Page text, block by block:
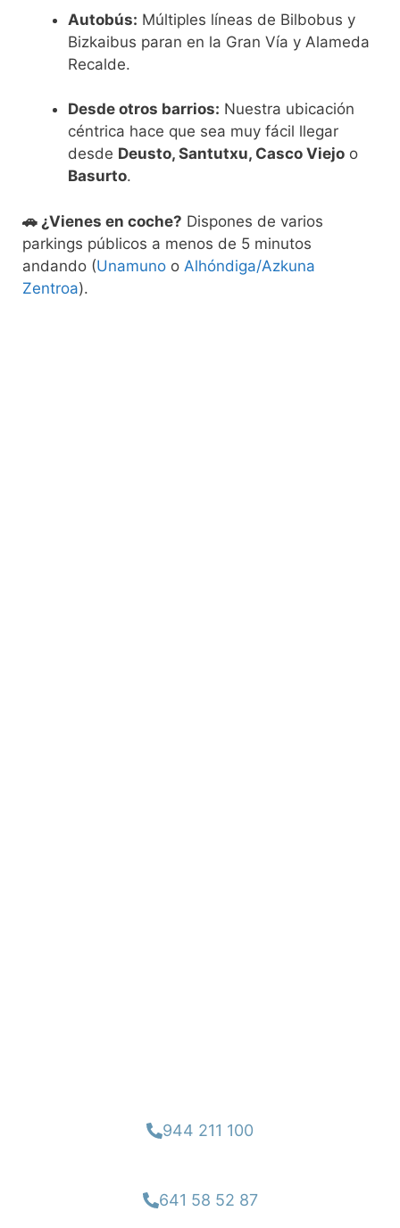
Autobús: Múltiples líneas de Bilbobus y
Bizkaibus paran en la Gran Vía y Alameda
Recalde.
Desde otros barrios: Nuestra ubicación
céntrica hace que sea muy fácil llegar
desde Deusto, Santutxu, Casco Viejo o
Basurto.
🚗 ¿Vienes en coche? Dispones de varios
parkings públicos a menos de 5 minutos
andando (Unamuno o Alhóndiga/Azkuna
Zentroa).
944 211 100
641 58 52 87